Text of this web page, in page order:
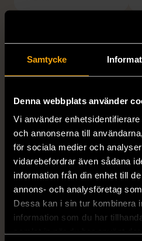
Samtycke
Denna webbplats använder
Vi använder
och annonserna till
för sociala medier och
vidarebefordrar även sådana
information från din enhet till
annons- och analysföretag
Dessa kan i sin tur kombinera
information som du har
RODEBJER
Rodebjer - Mönstrad topp
med knappdetalj
M (38-40)
Mycket gott skick